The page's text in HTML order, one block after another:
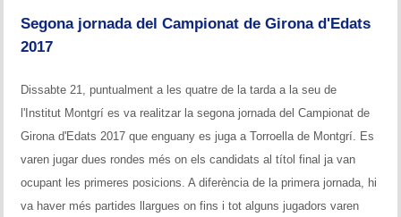
Escacs Actius
Història del club
Teoria i problemes
Segona jornada del Campionat de Girona d'Edats
2017
Dissabte 21, puntualment a les quatre de la tarda a la seu de
l'Institut Montgrí es va realitzar la segona jornada del Campionat de
Girona d'Edats 2017 que enguany es juga a Torroella de Montgrí. Es
varen jugar dues rondes més on els candidats al títol final ja van
ocupant les primeres posicions. A diferència de la primera jornada, hi
va haver més partides llargues on fins i tot alguns jugadors varen